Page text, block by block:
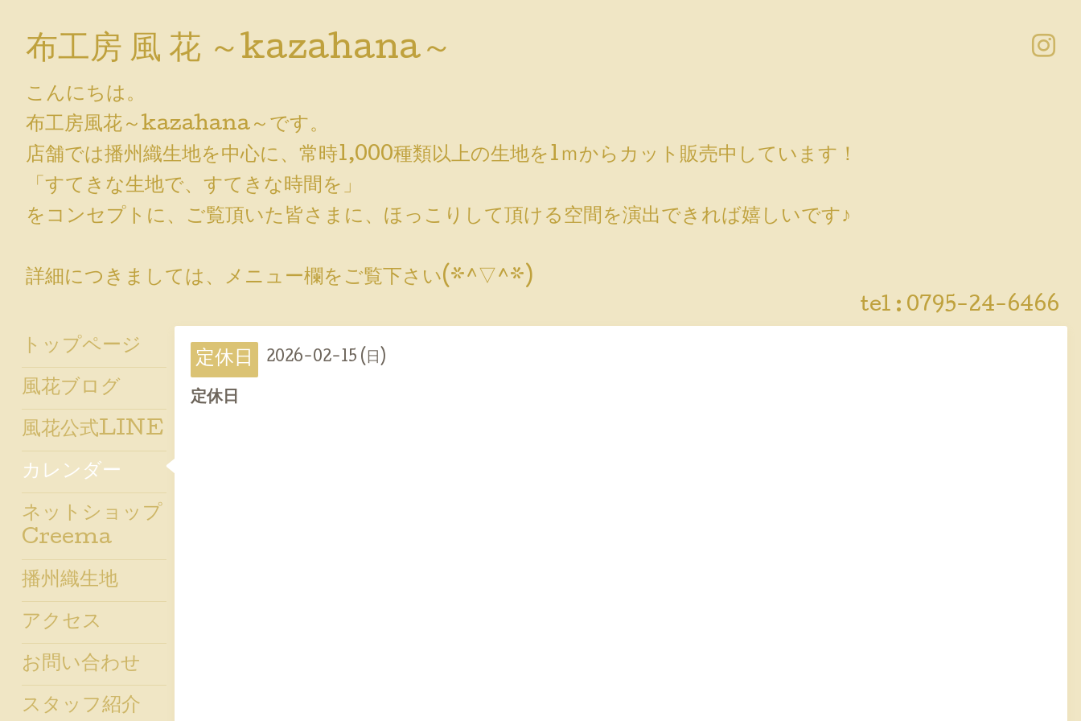
布工房 風 花 ～kazahana～
こんにちは。
布工房風花～kazahana～です。
店舗では播州織生地を中心に、常時1,000種類以上の生地を1ｍからカット販売中しています！
「すてきな生地で、すてきな時間を」
をコンセプトに、ご覧頂いた皆さまに、ほっこりして頂ける空間を演出できれば嬉しいです♪
詳細につきましては、メニュー欄をご覧下さい(*^▽^*)
tel : 0795-24-6466
定休日 2026-02-15 (日)
定休日
トップページ
風花ブログ
風花公式LINE
カレンダー
ネットショップ
Creema
播州織生地
アクセス
お問い合わせ
スタッフ紹介